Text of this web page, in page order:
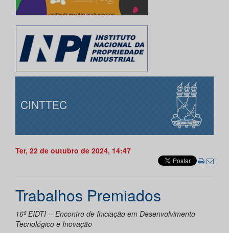
CINTTEC
Ter, 22 de outubro de 2024, 14:47
Trabalhos Premiados
16º EIDTI -- Encontro de Iniciação em Desenvolvimento
Tecnológico e Inovação